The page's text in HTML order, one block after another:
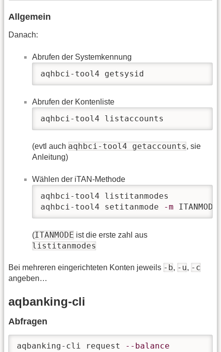
Allgemein
Danach:
Abrufen der Systemkennung
aqhbci-tool4 getsysid
Abrufen der Kontenliste
aqhbci-tool4 listaccounts
(evtl auch aqhbci-tool4 getaccounts, sie
Anleitung)
Wählen der iTAN-Methode
aqhbci-tool4 listitanmodes
aqhbci-tool4 setitanmode
-m ITANMODE
(ITANMODE ist die erste zahl aus
listitanmodes
Bei mehreren eingerichteten Konten jeweils -b, -u, -c
angeben…
aqbanking-cli
Abfragen
aqbanking-cli request
--balance